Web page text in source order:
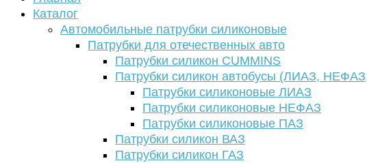
Каталог
Автомобильные патрубки силиконовые
Патрубки для отечественных авто
Патрубки силикон CUMMINS
Патрубки силикон автобусы (ЛИАЗ,
Патрубки силиконовые ЛИАЗ
Патрубки силиконовые НЕФАЗ
Патрубки силиконовые ПАЗ
Патрубки силикон ВАЗ
Патрубки силикон ГАЗ